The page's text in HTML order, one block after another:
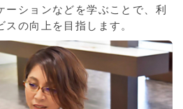
ーションなどを学ぶことで、利
の向上を目指します。